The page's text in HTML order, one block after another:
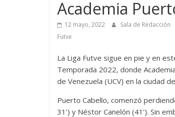
Academia
12 mayo, 2022 Sala de Redacción
Futve
La Liga Futve sigue en pie y en
Temporada 2022, donde
de Venezuela (UCV) en la ciudad
Puerto Cabello, comenzó
31’) y Néstor Canelón (41’). Sin